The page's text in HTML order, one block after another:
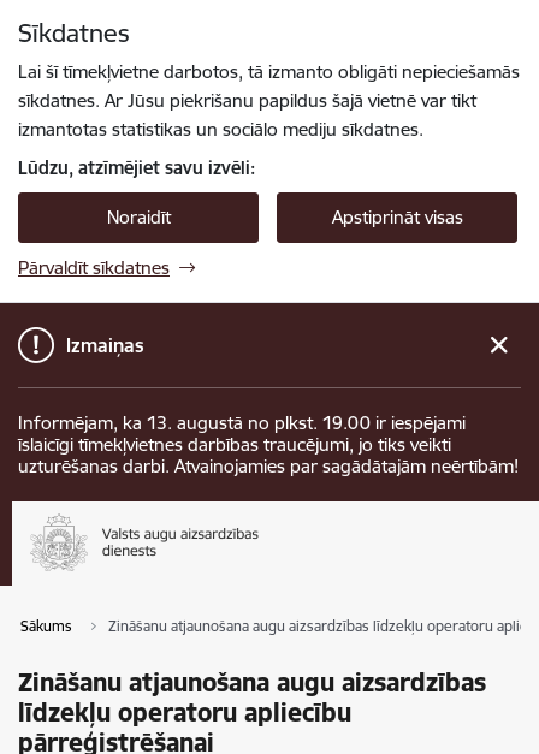
Sīkdatnes
Lai šī tīmekļvietne darbotos, tā izmanto obligāti nepieciešamās
sīkdatnes. Ar Jūsu piekrišanu papildus šajā vietnē var tikt
izmantotas statistikas un sociālo mediju sīkdatnes.
Lūdzu, atzīmējiet savu izvēli:
Noraidīt Apstiprināt visas
Pārvaldīt sīkdatnes
Izmaiņas
Informējam, ka 13. augustā no plkst. 19.00 ir iespējami
īslaicīgi tīmekļvietnes darbības traucējumi, jo tiks veikti
uzturēšanas darbi. Atvainojamies par sagādātajām neērtībām!
Sākums Zināšanu atjaunošana augu aizsardzības līdzekļu operatoru
Zināšanu atjaunošana augu aizsardzības
līdzekļu operatoru apliecību
pārreģistrēšanai